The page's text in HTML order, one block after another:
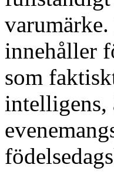
innehåller
som
intelligens,